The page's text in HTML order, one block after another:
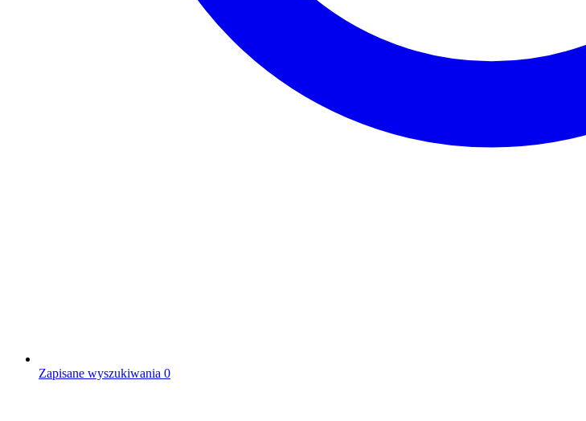
Zapisane wyszukiwania 0